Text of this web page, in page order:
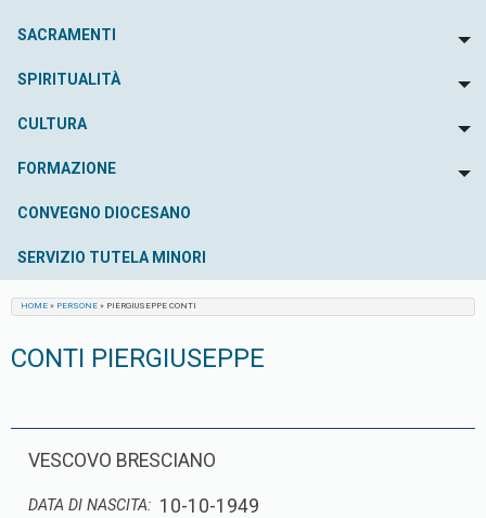
SACRAMENTI
SPIRITUALITÀ
CULTURA
FORMAZIONE
CONVEGNO DIOCESANO
SERVIZIO TUTELA MINORI
HOME » PERSONE » PIERGIUSEPPE CONTI
CONTI PIERGIUSEPPE
VESCOVO BRESCIANO
DATA DI NASCITA: 10-10-1949